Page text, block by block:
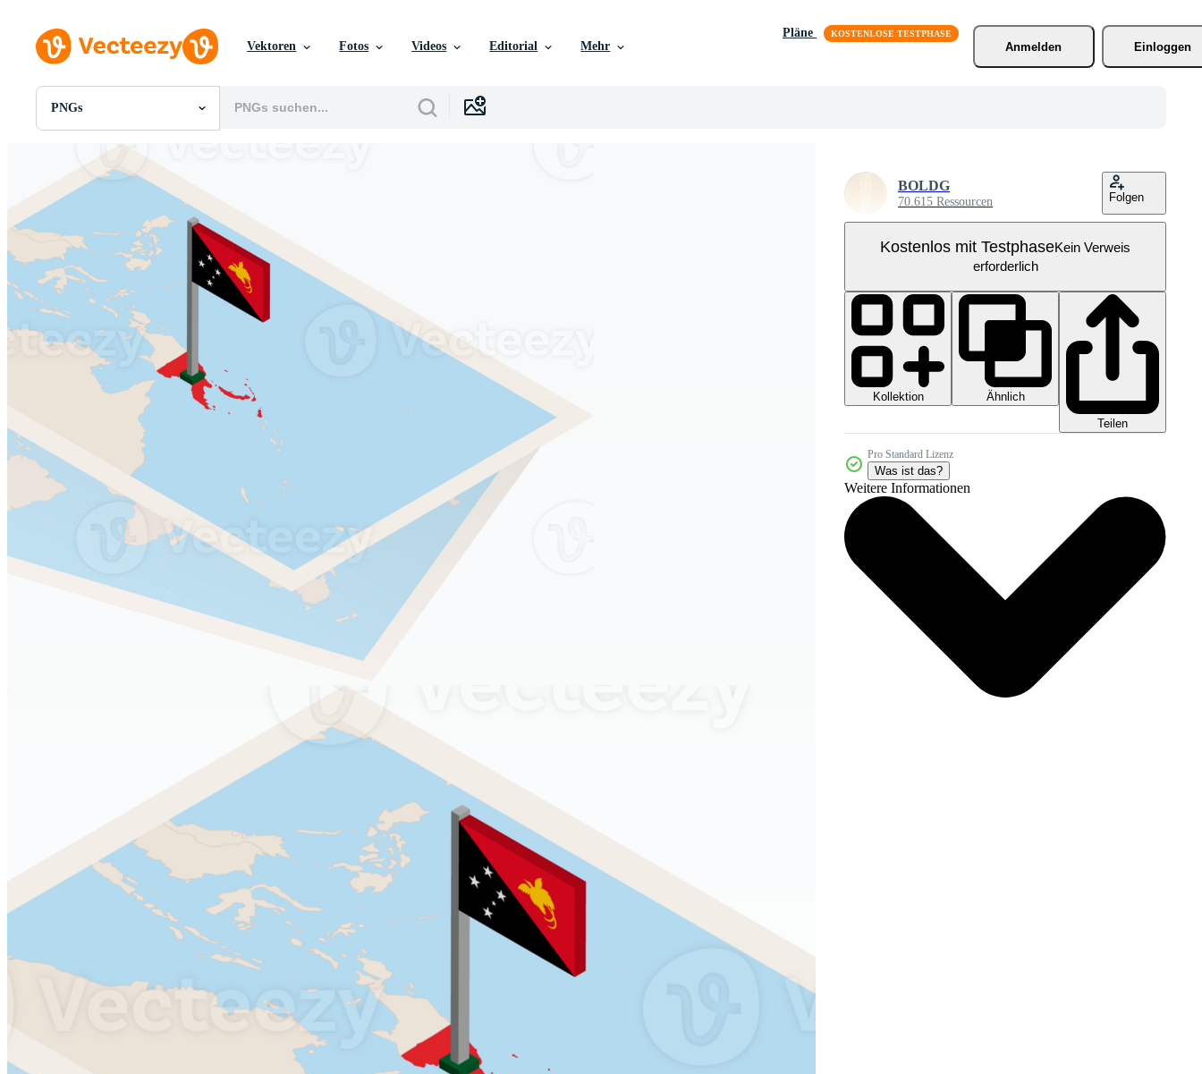
Vektoren Fotos Videos Editorial Mehr
Pläne
Anmelden
Einloggen
PNGs
Alle Bilder
PSDs
Vektoren
Motion Graphics
Redaktionelle Bilder
Redaktionelle Ereignisse
BOLDG
70.615 Ressourcen Folgen
Kostenlos mit TestphaseKein Verweis
erforderlich
Kollektion
Ähnlich
Teilen
Pro Standard Lizenz
Was ist das?
Weitere Informationen